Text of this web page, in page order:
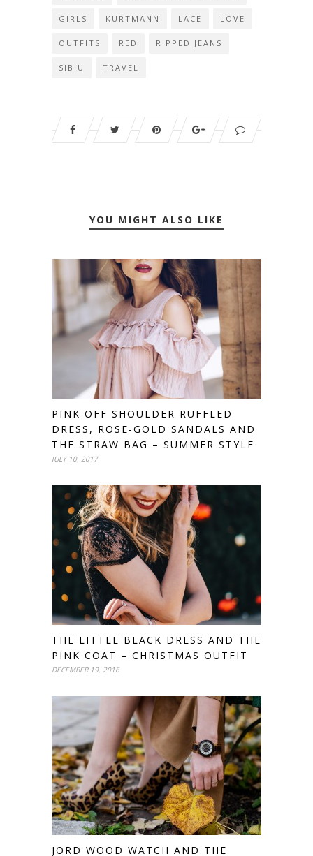
GIRLS KURTMANN LACE LOVE
OUTFITS RED RIPPED JEANS
SIBIU TRAVEL
YOU MIGHT ALSO LIKE
PINK OFF SHOULDER RUFFLED
DRESS, ROSE-GOLD SANDALS AND
THE STRAW BAG – SUMMER STYLE
JULY 10, 2017
THE LITTLE BLACK DRESS AND THE
PINK COAT – CHRISTMAS OUTFIT
DECEMBER 19, 2016
JORD WOOD WATCH AND THE